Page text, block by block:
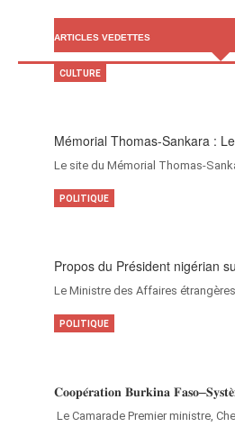
ARTICLES VEDETTES
Mémorial Thomas-Sankara :
Le site du Mémorial Thomas-
CULTURE
Propos du Président nigérian
Le Ministre des Affaires
POLITIQUE
𝐂𝐨𝐨𝐩𝐞́𝐫𝐚𝐭𝐢𝐨𝐧 𝐁𝐮𝐫𝐤𝐢𝐧𝐚
‎Le Camarade Premier ministre,
POLITIQUE